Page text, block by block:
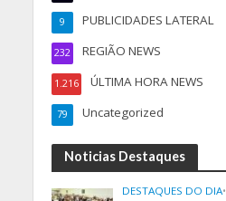
PUBLICIDADES LATERAL
9
REGIÃO NEWS
232
ÚLTIMA HORA NEWS
1.216
Uncategorized
79
Noticias Destaques
DESTAQUES DO DIA•